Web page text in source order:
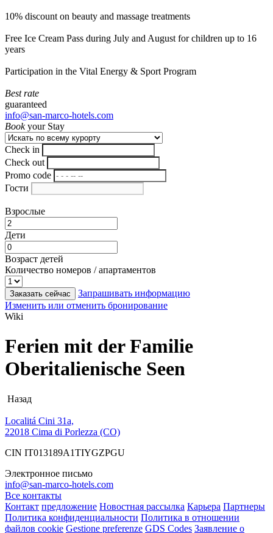
10% discount on beauty and massage treatments
Free Ice Cream Pass during July and August for children up to 16
years
Participation in the Vital Energy & Sport Program
Best rate
guaranteed
info@san-marco-hotels.com
Bookyour Stay
Check in
Check out
Promo code
Гости
Взрослые
Дети
Возраст детей
Количество номеров / апартаментов
Заказать сейчас
Запрашивать информацию
Изменить или отменить бронирование
Wiki
Ferien mit der Familie
Oberitalienische Seen
Назад
Localitá Cini 31a,
22018 Cima di Porlezza (CO)
CIN IT013189A1TIYGZPGU
Электронное письмо
info@san-marco-hotels.com
Все контакты
Контакт предложение Новостная рассылка Карьера Партнеры
Политика конфиденциальности Политика в отношении
файлов cookie Gestione preferenze GDS Codes Заявление о